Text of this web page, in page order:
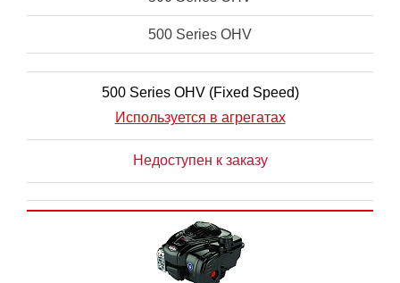
500 Series OHV
500 Series OHV (Fixed Speed)
Используется в агрегатах
Недоступен к заказу